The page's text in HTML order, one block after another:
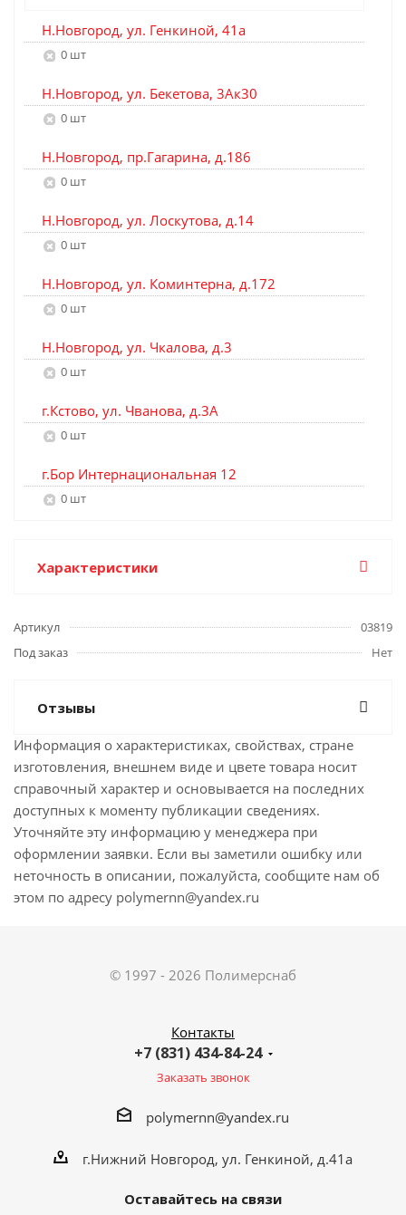
Н.Новгород, ул. Генкиной, 41а
0 шт
Н.Новгород, ул. Бекетова, 3Ак30
0 шт
Н.Новгород, пр.Гагарина, д.186
0 шт
Н.Новгород, ул. Лоскутова, д.14
0 шт
Н.Новгород, ул. Коминтерна, д.172
0 шт
Н.Новгород, ул. Чкалова, д.3
0 шт
г.Кстово, ул. Чванова, д.3А
0 шт
г.Бор Интернациональная 12
0 шт
Характеристики
Артикул
03819
Под заказ
Нет
Отзывы
Информация о характеристиках, свойствах, стране
изготовления, внешнем виде и цвете товара носит
справочный характер и основывается на последних
доступных к моменту публикации сведениях.
Уточняйте эту информацию у менеджера при
оформлении заявки. Если вы заметили ошибку или
неточность в описании, пожалуйста, сообщите нам об
этом по адресу polymernn@yandex.ru
© 1997 - 2026 Полимерснаб
Контакты
+7 (831) 434-84-24
Заказать звонок
polymernn@yandex.ru
г.Нижний Новгород, ул. Генкиной, д.41а
Оставайтесь на связи